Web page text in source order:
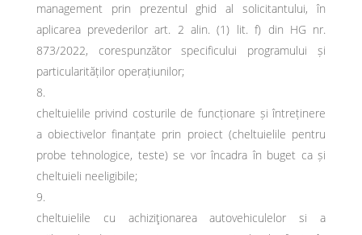
management prin prezentul ghid al solicitantului, în
aplicarea prevederilor art. 2 alin. (1) lit. f) din HG nr.
873/2022, corespunzător specificului programului și
particularităților operațiunilor;
cheltuielile privind costurile de funcționare și întreținere
a obiectivelor finanțate prin proiect (cheltuielile pentru
probe tehnologice, teste) se vor încadra în buget ca și
cheltuieli neeligibile;
cheltuielile cu achiziţionarea autovehiculelor si a